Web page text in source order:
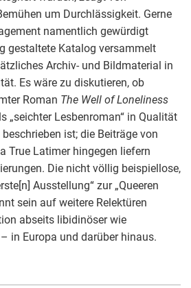
um Durchlässigkeit. Gerne
namentlich gewürdigt
gestaltete Katalog versammelt
Archiv- und Bildmaterial in
Es wäre zu diskutieren, ob
Roman The Well of Loneliness
„seichter Lesbenroman“ in Qualität
ist; die Beiträge von
True Latimer hingegen liefern
Die nicht völlig beispiellose,
Ausstellung“ zur „Queeren
sein auf weitere Relektüren
abseits libidinöser wie
in Europa und darüber hinaus.